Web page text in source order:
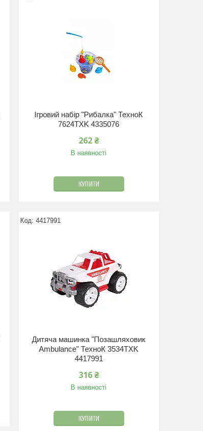
Ігровий набір "Рибалка" ТехноК
7624TXK 4335076
262 ₴
В наявності
КУПИТИ
4417991
Дитяча машинка "Позашляховик
Ambulance" ТехноК 3534TXK
4417991
316 ₴
В наявності
КУПИТИ